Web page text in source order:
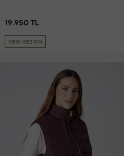
19.950 TL
YENİ SEZON